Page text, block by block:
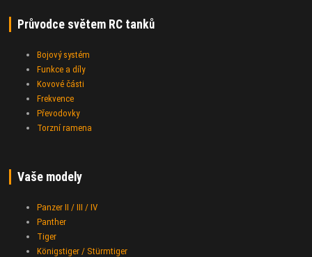
Průvodce světem RC tanků
Bojový systém
Funkce a díly
Kovové části
Frekvence
Převodovky
Torzní ramena
Vaše modely
Panzer II / III / IV
Panther
Tiger
Königstiger / Stürmtiger